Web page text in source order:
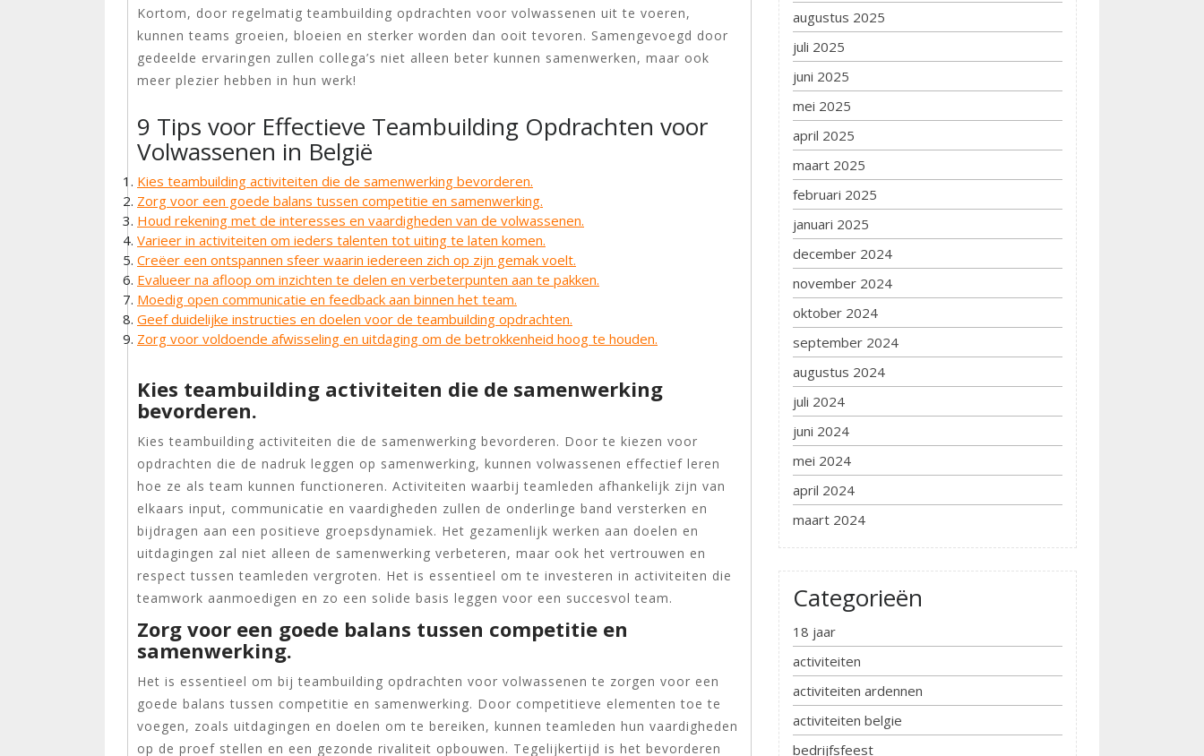
Kortom, door regelmatig teambuilding opdrachten voor volwassenen uit te voeren,
kunnen teams groeien, bloeien en sterker worden dan ooit tevoren. Samengevoegd door
gedeelde ervaringen zullen collega’s niet alleen beter kunnen samenwerken, maar ook
meer plezier hebben in hun werk!
9 Tips voor Effectieve Teambuilding Opdrachten voor
Volwassenen in België
Kies teambuilding activiteiten die de samenwerking bevorderen.
Zorg voor een goede balans tussen competitie en samenwerking.
Houd rekening met de interesses en vaardigheden van de volwassenen.
Varieer in activiteiten om ieders talenten tot uiting te laten komen.
Creëer een ontspannen sfeer waarin iedereen zich op zijn gemak voelt.
Evalueer na afloop om inzichten te delen en verbeterpunten aan te pakken.
Moedig open communicatie en feedback aan binnen het team.
Geef duidelijke instructies en doelen voor de teambuilding opdrachten.
Zorg voor voldoende afwisseling en uitdaging om de betrokkenheid hoog te houden.
Kies teambuilding activiteiten die de samenwerking
bevorderen.
Kies teambuilding activiteiten die de samenwerking bevorderen. Door te kiezen voor
opdrachten die de nadruk leggen op samenwerking, kunnen volwassenen effectief leren
hoe ze als team kunnen functioneren. Activiteiten waarbij teamleden afhankelijk zijn van
elkaars input, communicatie en vaardigheden zullen de onderlinge band versterken en
bijdragen aan een positieve groepsdynamiek. Het gezamenlijk werken aan doelen en
uitdagingen zal niet alleen de samenwerking verbeteren, maar ook het vertrouwen en
respect tussen teamleden vergroten. Het is essentieel om te investeren in activiteiten die
teamwork aanmoedigen en zo een solide basis leggen voor een succesvol team.
Zorg voor een goede balans tussen competitie en
samenwerking.
Het is essentieel om bij teambuilding opdrachten voor volwassenen te zorgen voor een
goede balans tussen competitie en samenwerking. Door competitieve elementen toe te
voegen, zoals uitdagingen en doelen om te bereiken, kunnen teamleden hun vaardigheden
op de proef stellen en een gezonde rivaliteit opbouwen. Tegelijkertijd is het bevorderen
augustus 2025
juli 2025
juni 2025
mei 2025
april 2025
maart 2025
februari 2025
januari 2025
december 2024
november 2024
oktober 2024
september 2024
augustus 2024
juli 2024
juni 2024
mei 2024
april 2024
maart 2024
Categorieën
18 jaar
activiteiten
activiteiten ardennen
activiteiten belgie
bedrijfsfeest